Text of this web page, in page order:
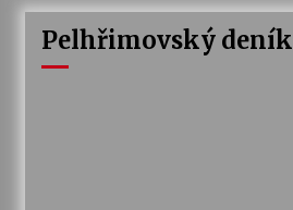
Pelhřimovský deník